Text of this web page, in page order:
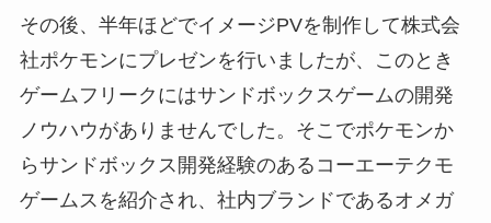
その後、半年ほどでイメージPVを制作して株式会
社ポケモンにプレゼンを行いましたが、このとき
ゲームフリークにはサンドボックスゲームの開発
ノウハウがありませんでした。そこでポケモンか
らサンドボックス開発経験のあるコーエーテクモ
ゲームスを紹介され、社内ブランドであるオメガ